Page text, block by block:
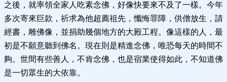
之後，就率領全家人吃素念佛，好像快要來不及了一樣。今年
多次寄來巨款，祈求為他超薦祖先，懺悔罪障，供僧放生，請
經書，雕佛像，並捐助幾個地方的大殿工程。像這樣的人，最
初是不願意聽到佛名。現在則是精進念佛，唯恐每天的時間不
夠。世間有些善人，不肯念佛，也是宿業使得如此，不知道佛
是一切眾生的大依靠。